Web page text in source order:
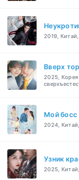
2019,
Вверх
2025,
Мой босс
2024,
Узник
2025,